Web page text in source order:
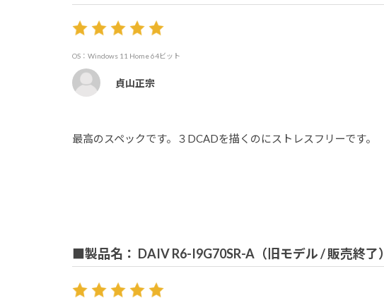
OS：Windows 11 Home 64ビット
貞山正宗
最高のスペックです。３DCADを描くのにストレスフリーです。
■製品名： DAIV R6-I9G70SR-A（旧モデル / 販売終了）